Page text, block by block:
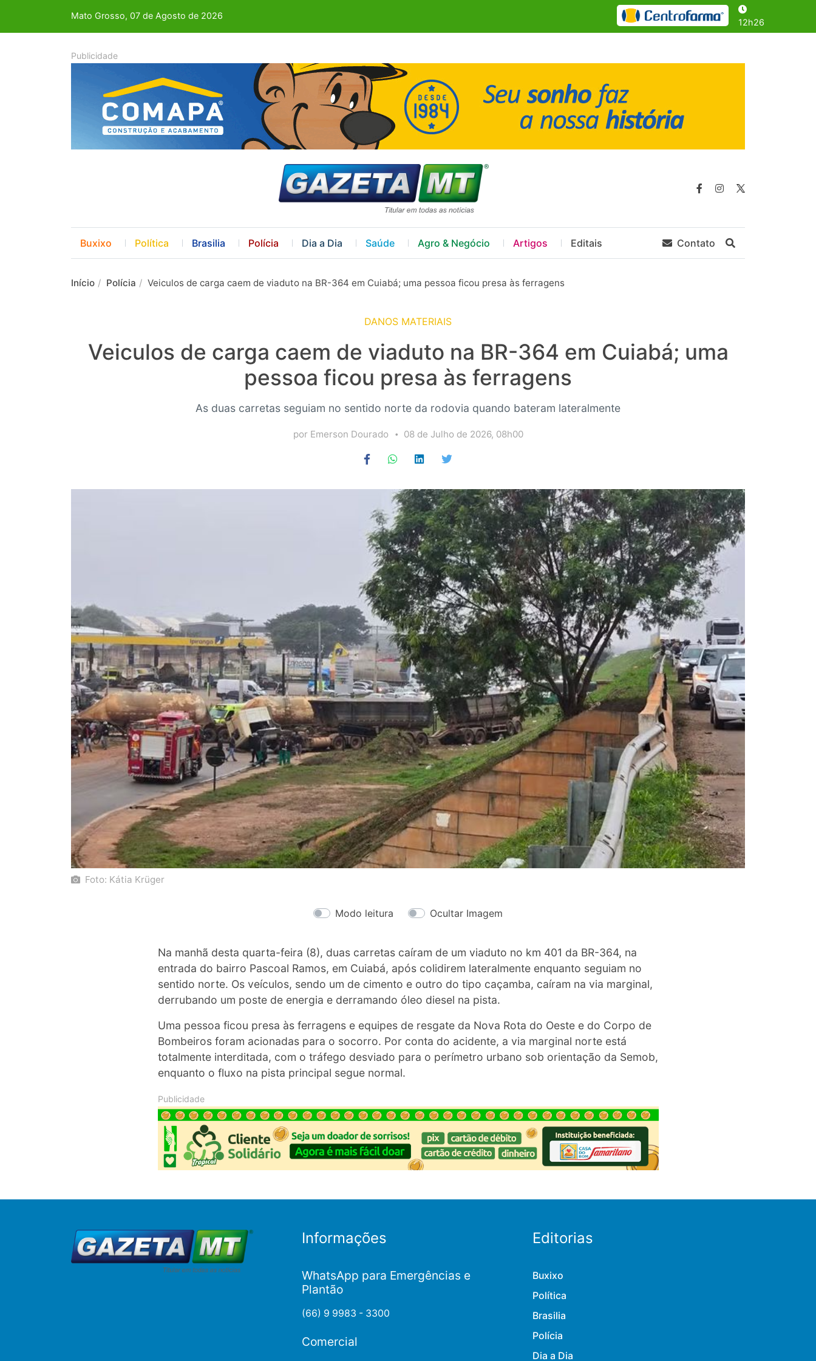
Mato Grosso, 07 de Agosto de 2026
12h26
Buxixo Política Brasilia Polícia Dia a Dia Saúde Agro & Negócio Artigos Editais Contato
Início Polícia Veiculos de carga caem de viaduto na BR-364 em Cuiabá; uma pessoa ficou presa às ferragens
DANOS MATERIAIS
Veiculos de carga caem de viaduto na BR-364 em Cuiabá; uma
pessoa ficou presa às ferragens
As duas carretas seguiam no sentido norte da rodovia quando bateram lateralmente
por Emerson Dourado 08 de Julho de 2026, 08h00
Foto: Kátia Krüger
Modo leitura Ocultar Imagem
Na manhã desta quarta-feira (8), duas carretas caíram de um viaduto no km 401 da BR-364, na
entrada do bairro Pascoal Ramos, em Cuiabá, após colidirem lateralmente enquanto seguiam no
sentido norte. Os veículos, sendo um de cimento e outro do tipo caçamba, caíram na via marginal,
derrubando um poste de energia e derramando óleo diesel na pista.
Uma pessoa ficou presa às ferragens e equipes de resgate da Nova Rota do Oeste e do Corpo de
Bombeiros foram acionadas para o socorro. Por conta do acidente, a via marginal norte está
totalmente interditada, com o tráfego desviado para o perímetro urbano sob orientação da Semob,
enquanto o fluxo na pista principal segue normal.
Informações
WhatsApp para Emergências e
Plantão
(66) 9 9983 - 3300
Comercial
Editorias
Buxixo
Política
Brasilia
Polícia
Dia a Dia